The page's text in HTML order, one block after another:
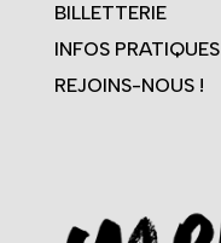
BILLETTERIE
INFOS PRATIQUES
REJOINS-NOUS !